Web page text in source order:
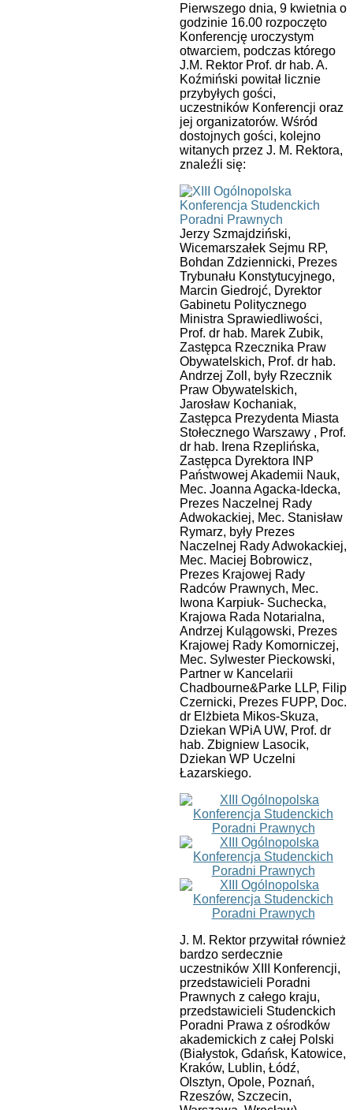
Pierwszego dnia, 9 kwietnia o
godzinie 16.00 rozpoczęto
Konferencję uroczystym
otwarciem, podczas którego
J.M. Rektor Prof. dr hab. A.
Koźmiński powitał licznie
przybyłych gości,
uczestników Konferencji oraz
jej organizatorów. Wśród
dostojnych gości, kolejno
witanych przez J. M. Rektora,
znaleźli się:
Jerzy Szmajdziński,
Wicemarszałek Sejmu RP,
Bohdan Zdziennicki, Prezes
Trybunału Konstytucyjnego,
Marcin Giedrojć, Dyrektor
Gabinetu Politycznego
Ministra Sprawiedliwości,
Prof. dr hab. Marek Zubik,
Zastępca Rzecznika Praw
Obywatelskich, Prof. dr hab.
Andrzej Zoll, były Rzecznik
Praw Obywatelskich,
Jarosław Kochaniak,
Zastępca Prezydenta Miasta
Stołecznego Warszawy , Prof.
dr hab. Irena Rzeplińska,
Zastępca Dyrektora INP
Państwowej Akademii Nauk,
Mec. Joanna Agacka-Idecka,
Prezes Naczelnej Rady
Adwokackiej, Mec. Stanisław
Rymarz, były Prezes
Naczelnej Rady Adwokackiej,
Mec. Maciej Bobrowicz,
Prezes Krajowej Rady
Radców Prawnych, Mec.
Iwona Karpiuk- Suchecka,
Krajowa Rada Notarialna,
Andrzej Kulągowski, Prezes
Krajowej Rady Komorniczej,
Mec. Sylwester Pieckowski,
Partner w Kancelarii
Chadbourne&Parke LLP, Filip
Czernicki, Prezes FUPP, Doc.
dr Elżbieta Mikos-Skuza,
Dziekan WPiA UW, Prof. dr
hab. Zbigniew Lasocik,
Dziekan WP Uczelni
Łazarskiego.
J. M. Rektor przywitał również
bardzo serdecznie
uczestników XIII Konferencji,
przedstawicieli Poradni
Prawnych z całego kraju,
przedstawicieli Studenckich
Poradni Prawa z ośrodków
akademickich z całej Polski
(Białystok, Gdańsk, Katowice,
Kraków, Lublin, Łódź,
Olsztyn, Opole, Poznań,
Rzeszów, Szczecin,